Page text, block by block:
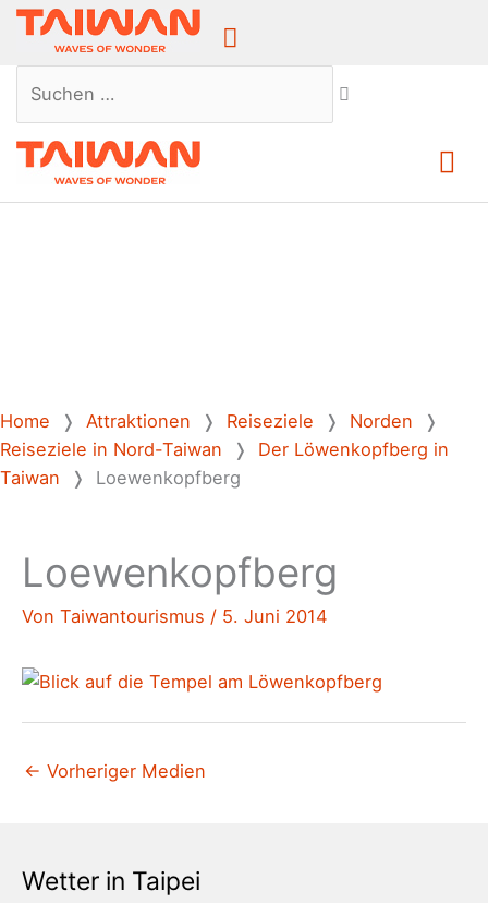
Above
Suchen …
Home ❭ Attraktionen ❭ Reiseziele ❭ Norden ❭
Reiseziele in Nord-Taiwan ❭ Der Löwenkopfberg in
Taiwan ❭ Loewenkopfberg
Loewenkopfberg
Von Taiwantourismus / 5. Juni 2014
← Vorheriger Medien
Wetter in Taipei